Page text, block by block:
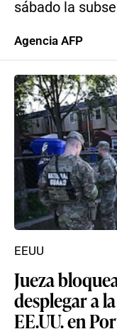
sábado la
Agencia AFP
Jueza
desplegar a
EE.UU. en
EEUU